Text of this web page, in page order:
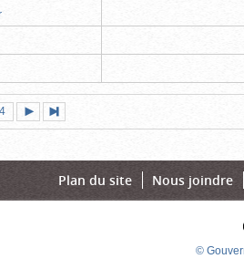
Page
4
suivante
page
Plan du site Nous joindre
©